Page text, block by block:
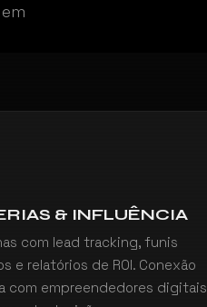
& INFLUÊNCIA
com lead tracking, funis
e relatórios de ROI. Conexão
com empreendedores digitais